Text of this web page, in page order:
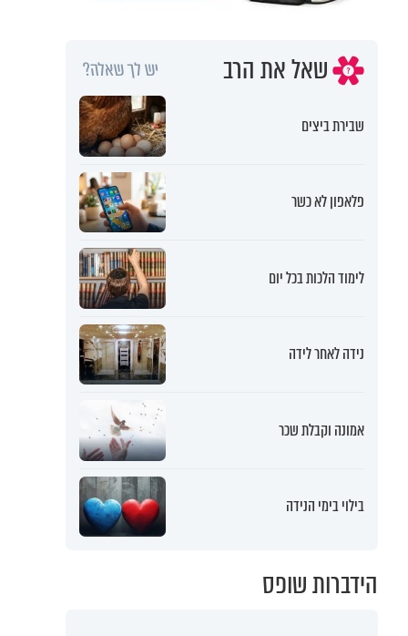
שאל את הרב יש לך שאלה?
שבירת ביצים
פלאפון לא כשר
לימוד הלכות בכל יום
נידה לאחר לידה
אמונה וקבלת שכר
בילוי בימי הנידה
הידברות שופס